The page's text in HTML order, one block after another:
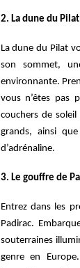
2. La dune du
La dune du Pilat
son sommet,
environnante.
vous n’êtes pas
couchers de
grands, ainsi
d’adrénaline.
3. Le gouffre de
Entrez dans les
Padirac.
souterraines
genre en